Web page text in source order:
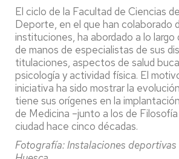
El ciclo de la Facultad de Ciencias
Deporte, en el que han colaborado
instituciones, ha abordado a lo largo
de manos de especialistas de sus
titulaciones, aspectos de salud
psicología y actividad física. El
iniciativa ha sido mostrar la
tiene sus orígenes en la
de Medicina –junto a los de
ciudad hace cinco décadas.
Fotografía: Instalaciones